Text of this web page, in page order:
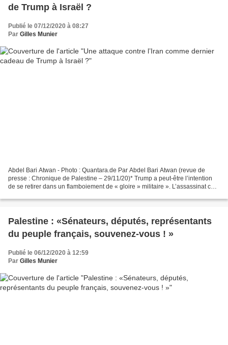
de Trump à Israël ?
Publié le 07/12/2020 à 08:27
Par Gilles Munier
Abdel Bari Atwan - Photo : Quantara.de Par Abdel Bari Atwan (revue de
presse : Chronique de Palestine – 29/11/20)* Trump a peut-être l’intention
de se retirer dans un flamboiement de « gloire » militaire ». L’assassinat ce
Palestine : «Sénateurs, députés, représentants
du peuple français, souvenez-vous ! »
Publié le 06/12/2020 à 12:59
Par Gilles Munier